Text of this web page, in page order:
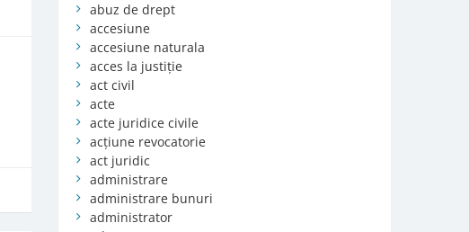
abuz de drept
accesiune
accesiune naturala
acces la justiție
act civil
acte
acte juridice civile
acțiune revocatorie
act juridic
administrare
administrare bunuri
administrator